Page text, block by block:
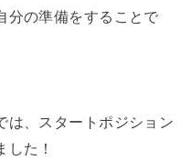
分の準備をすることで
は、スタートポジション
た！